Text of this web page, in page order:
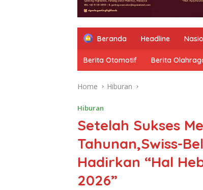
Beranda Headline
Berita Otomotif Berita
Home Hiburan
Hiburan
Setelah Sukses
Tahunan,Swiss-
Hadirkan “Hal
2026”